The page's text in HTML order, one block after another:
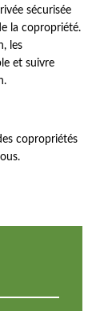
sécurisée
la copropriété.
les
et suivre
copropriétés